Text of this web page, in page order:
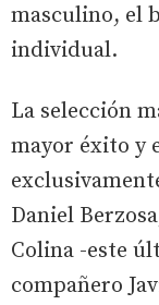
masculino, el
individual.
La selección
mayor éxito y
Daniel
Colina -este
compañero